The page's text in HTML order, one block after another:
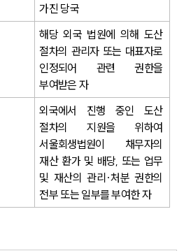
가진 당국
해당 외국 법원에 의해 도산
절차의 관리자 또는 대표자로
인정되어 관련 권한을
부여받은 자
외국에서 진행 중인 도산
절차의 지원을 위하여
서울회생법원이 채무자의
재산 환가 및 배당, 또는 업무
및 재산의 관리·처분 권한의
전부 또는 일부를 부여한 자